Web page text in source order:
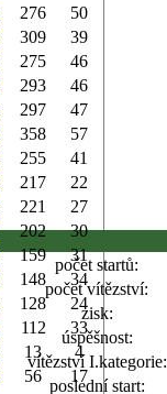
276
50
309
39
275
46
293
46
297
47
358
57
255
41
217
22
221
27
202
30
159
31
148
34
128
24
112
33
13
4
56
17
počet startů:
počet vítězství:
zisk:
úspěšnost:
vítězství I.kategorie:
poslední start: